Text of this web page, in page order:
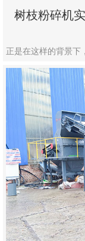
树枝粉碎机
正是在这样的背景下